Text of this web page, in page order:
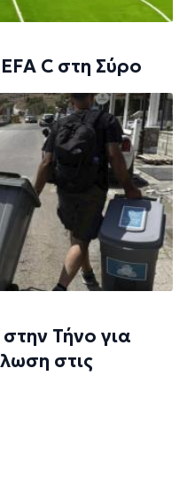
C στη Σύρο
Τήνο για
στις